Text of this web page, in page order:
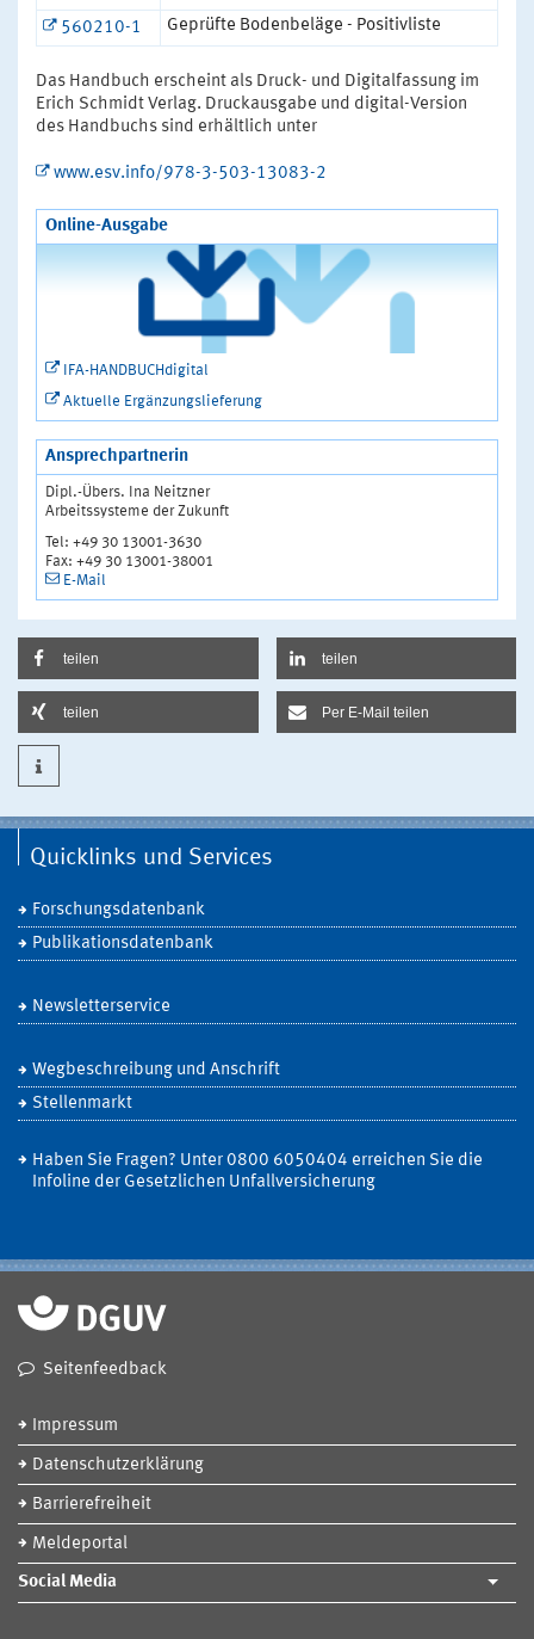
560210-1 Geprüfte Bodenbeläge - Positivliste
Das Handbuch erscheint als Druck- und Digitalfassung im
Erich Schmidt Verlag. Druckausgabe und digital-Version
des Handbuchs sind erhältlich unter
www.esv.info/978-3-503-13083-2
Online-Ausgabe
IFA-HANDBUCHdigital
Aktuelle Ergänzungslieferung
Ansprechpartnerin
Dipl.-Übers. Ina Neitzner
Arbeitssysteme der Zukunft
Tel: +49 30 13001-3630
Fax: +49 30 13001-38001
E-Mail
teilen teilen
teilen Per E-Mail teilen
Quicklinks und Services
Forschungsdatenbank
Publikationsdatenbank
Newsletterservice
Wegbeschreibung und Anschrift
Stellenmarkt
Haben Sie Fragen? Unter 0800 6050404 erreichen Sie die
Infoline der Gesetzlichen Unfallversicherung
Seitenfeedback
Impressum
Datenschutzerklärung
Barrierefreiheit
Meldeportal
Social Media